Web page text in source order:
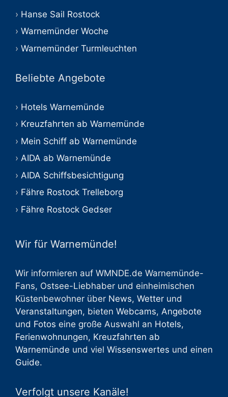
Hanse Sail Rostock
Warnemünder Woche
Warnemünder Turmleuchten
Beliebte Angebote
Hotels Warnemünde
Kreuzfahrten ab Warnemünde
Mein Schiff ab Warnemünde
AIDA ab Warnemünde
AIDA Schiffsbesichtigung
Fähre Rostock Trelleborg
Fähre Rostock Gedser
Wir für Warnemünde!
Wir informieren auf WMNDE.de Warnemünde-
Fans, Ostsee-Liebhaber und einheimischen
Küstenbewohner über News, Wetter und
Veranstaltungen, bieten Webcams, Angebote
und Fotos eine große Auswahl an Hotels,
Ferienwohnungen, Kreuzfahrten ab
Warnemünde und viel Wissenswertes und einen
Guide.
Verfolgt unsere Kanäle!